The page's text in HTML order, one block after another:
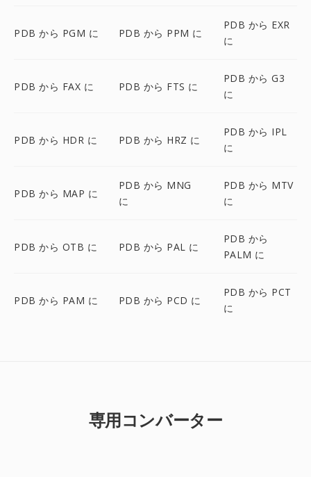
PDB から PGM に PDB から PPM に
PDB から EXR
に
PDB から FAX に PDB から FTS に
PDB から G3
に
PDB から HDR に PDB から HRZ に
PDB から IPL
に
PDB から MAP に
PDB から MNG
に
PDB から MTV
に
PDB から OTB に PDB から PAL に
PDB から
PALM に
PDB から PAM に PDB から PCD に
PDB から PCT
に
専用コンバーター